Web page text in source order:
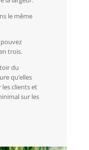
le même
pouvez
trois.
du
qu’elles
clients et
sur les